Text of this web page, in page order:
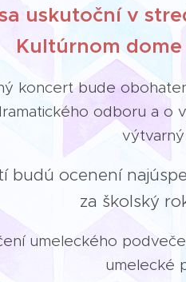
uskutoční v
Kultúrnom
koncert bude
odboru a o
budú ocenení
za školský
umeleckého
umelecké